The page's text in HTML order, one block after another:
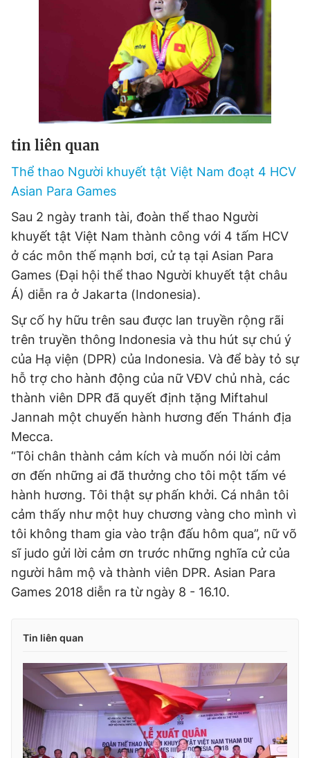
tin liên quan
Thể thao Người khuyết tật Việt Nam đoạt 4 HCV
Asian Para Games
Sau 2 ngày tranh tài, đoàn thể thao Người
khuyết tật Việt Nam thành công với 4 tấm HCV
ở các môn thế mạnh bơi, cử tạ tại Asian Para
Games (Đại hội thể thao Người khuyết tật châu
Á) diễn ra ở Jakarta (Indonesia).
Sự cố hy hữu trên sau được lan truyền rộng rãi
trên truyền thông Indonesia và thu hút sự chú ý
của Hạ viện (DPR) của Indonesia. Và để bày tỏ sự
hỗ trợ cho hành động của nữ VĐV chủ nhà, các
thành viên DPR đã quyết định tặng Miftahul
Jannah một chuyến hành hương đến Thánh địa
Mecca.
“Tôi chân thành cảm kích và muốn nói lời cảm
ơn đến những ai đã thưởng cho tôi một tấm vé
hành hương. Tôi thật sự phấn khởi. Cá nhân tôi
cảm thấy như một huy chương vàng cho mình vì
tôi không tham gia vào trận đấu hôm qua”, nữ võ
sĩ judo gửi lời cảm ơn trước những nghĩa cử của
người hâm mộ và thành viên DPR. Asian Para
Games 2018 diễn ra từ ngày 8 - 16.10.
Tin liên quan